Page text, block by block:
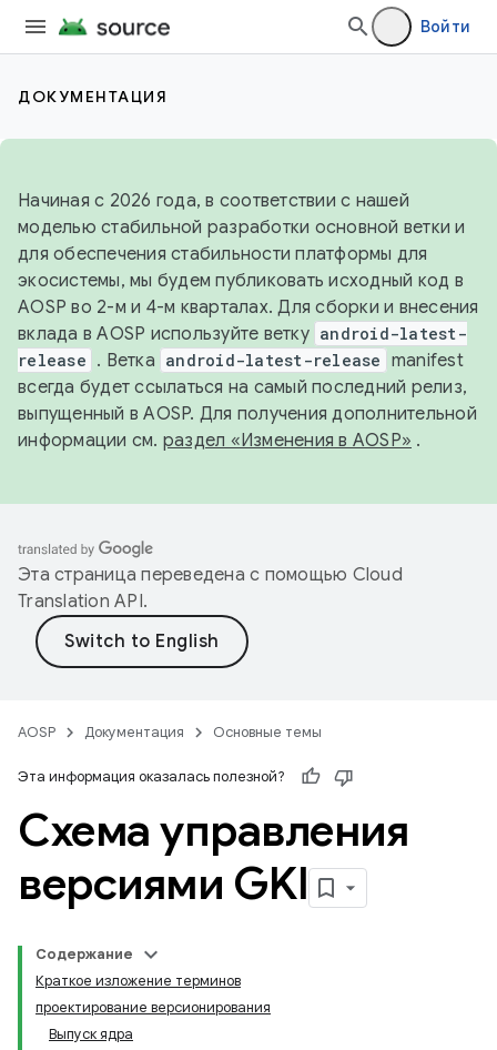
Войти
ДОКУМЕНТАЦИЯ
Начиная с 2026 года, в соответствии с нашей
моделью стабильной разработки основной ветки и
для обеспечения стабильности платформы для
экосистемы, мы будем публиковать исходный код в
AOSP во 2-м и 4-м кварталах. Для сборки и внесения
вклада в AOSP используйте ветку android-latest-
release . Ветка android-latest-release manifest
всегда будет ссылаться на самый последний релиз,
выпущенный в AOSP. Для получения дополнительной
информации см. раздел «Изменения в AOSP» .
Эта страница переведена с помощью Cloud
Translation API.
AOSP Документация Основные темы
Эта информация оказалась полезной?
Схема управления
версиями GKI
Содержание
Краткое изложение терминов
проектирование версионирования
Выпуск ядра